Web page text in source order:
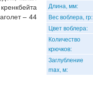
– 44
Длина, мм:
Вес воблера, гр:
Цвет воблера:
Количество
крючков:
Заглубление
max, м: